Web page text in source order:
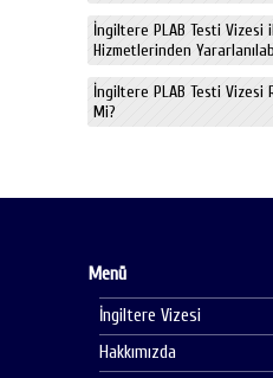
İngiltere PLAB Testi Vizesi
Hizmetlerinden
İngiltere PLAB Testi
Mi?
Menü
İngiltere Vizesi
Hakkımızda